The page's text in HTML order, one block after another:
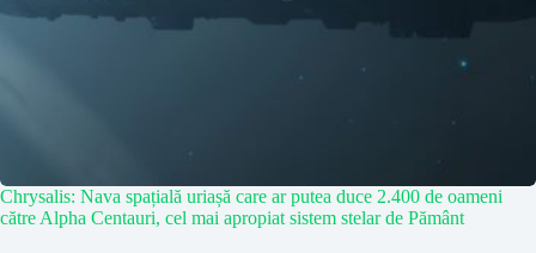
Chrysalis: Nava spațială uriașă care ar putea duce 2.400 de oameni
către Alpha Centauri, cel mai apropiat sistem stelar de Pământ